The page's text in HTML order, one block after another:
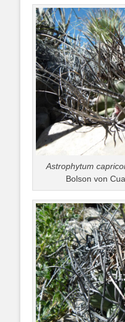
Astrophytum
Bolson von